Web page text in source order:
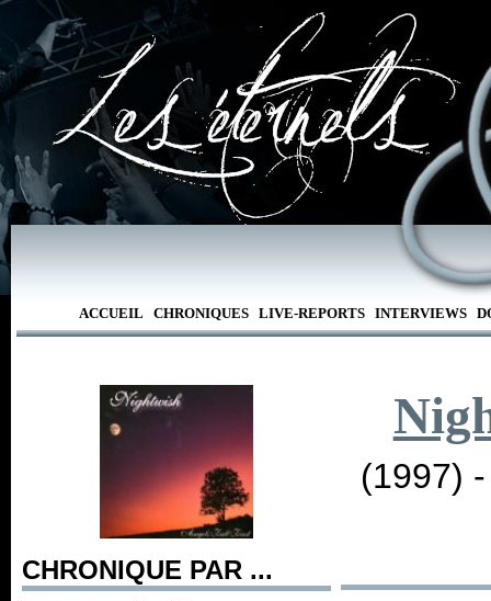
ACCUEIL CHRONIQUES LIVE-REPORTS INTERVIEWS
CHRONIQUE PAR ...
(1997)